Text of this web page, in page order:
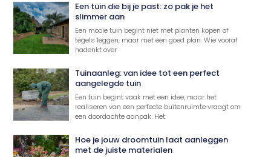
Een tuin die bij je past: zo pak je het
slimmer aan
Een mooie tuin begint niet met planten kopen of
tegels leggen, maar met een goed plan. Wie vooraf
nadenkt over
Tuinaanleg: van idee tot een perfect
aangelegde tuin
Een tuin begint vaak met een idee, maar het
realiseren van een perfecte buitenruimte vraagt om
een doordachte aanpak. Het
Hoe je jouw droomtuin laat aanleggen
met de juiste materialen